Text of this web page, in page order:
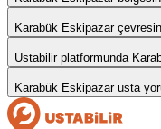
Karabük Eskipazar
Ustabilir platformunda
Karabük Eskipazar usta